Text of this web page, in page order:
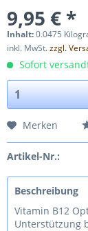
9,95 € *
Inhalt:0.0475
inkl. MwSt.zzgl.
Sofort
Merken
Artikel-Nr.:
Beschreibung
Vitamin B12
Unterstützung